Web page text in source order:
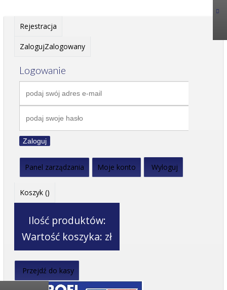
Rejestracja
ZalogujZalogowany
Logowanie
Zaloguj
Panel zarządzania Moje konto Wyloguj
Koszyk ()
Ilość produktów:
Wartość koszyka: zł
Przejdź do kasy